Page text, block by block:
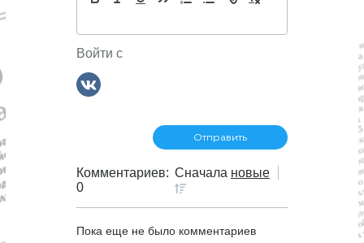
п
о
п
и
Войти с
Комментариев:
0
Сначала новые
Пока еще не было комментариев